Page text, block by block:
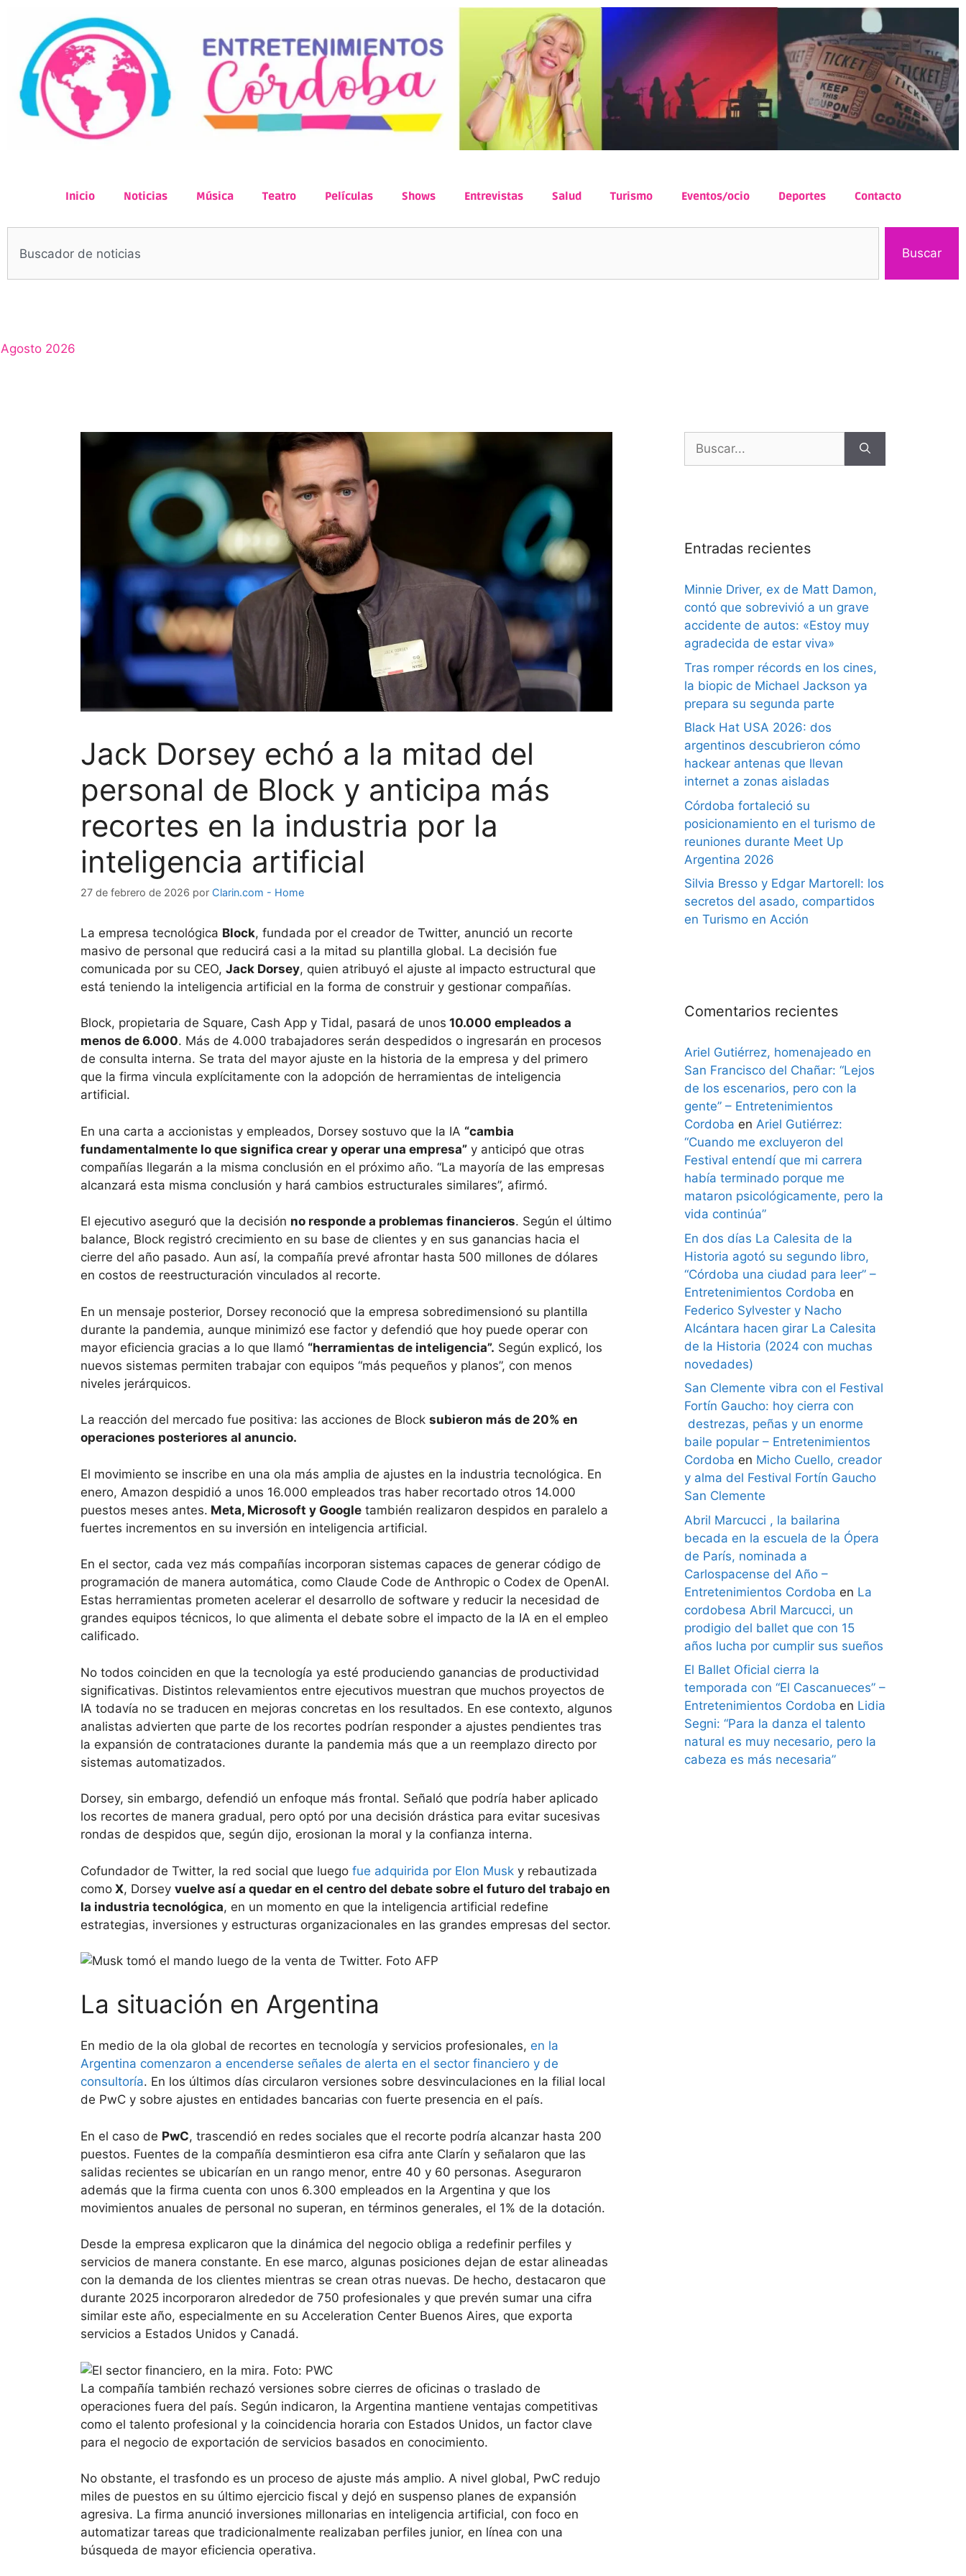
Inicio Noticias Música Teatro Películas Shows Entrevistas Salud Turismo Eventos/ocio Deportes Contacto
Buscar
Agosto 2026
Jack Dorsey echó a la mitad del
personal de Block y anticipa más
recortes en la industria por la
inteligencia artificial
27 de febrero de 2026 por Clarin.com - Home
La empresa tecnológica Block, fundada por el creador de Twitter, anunció un recorte
masivo de personal que reducirá casi a la mitad su plantilla global. La decisión fue
comunicada por su CEO, Jack Dorsey, quien atribuyó el ajuste al impacto estructural que
está teniendo la inteligencia artificial en la forma de construir y gestionar compañías.
Block, propietaria de Square, Cash App y Tidal, pasará de unos 10.000 empleados a
menos de 6.000. Más de 4.000 trabajadores serán despedidos o ingresarán en procesos
de consulta interna. Se trata del mayor ajuste en la historia de la empresa y del primero
que la firma vincula explícitamente con la adopción de herramientas de inteligencia
artificial.
En una carta a accionistas y empleados, Dorsey sostuvo que la IA “cambia
fundamentalmente lo que significa crear y operar una empresa” y anticipó que otras
compañías llegarán a la misma conclusión en el próximo año. “La mayoría de las empresas
alcanzará esta misma conclusión y hará cambios estructurales similares”, afirmó.
El ejecutivo aseguró que la decisión no responde a problemas financieros. Según el último
balance, Block registró crecimiento en su base de clientes y en sus ganancias hacia el
cierre del año pasado. Aun así, la compañía prevé afrontar hasta 500 millones de dólares
en costos de reestructuración vinculados al recorte.
En un mensaje posterior, Dorsey reconoció que la empresa sobredimensionó su plantilla
durante la pandemia, aunque minimizó ese factor y defendió que hoy puede operar con
mayor eficiencia gracias a lo que llamó “herramientas de inteligencia”. Según explicó, los
nuevos sistemas permiten trabajar con equipos “más pequeños y planos”, con menos
niveles jerárquicos.
La reacción del mercado fue positiva: las acciones de Block subieron más de 20% en
operaciones posteriores al anuncio.
El movimiento se inscribe en una ola más amplia de ajustes en la industria tecnológica. En
enero, Amazon despidió a unos 16.000 empleados tras haber recortado otros 14.000
puestos meses antes. Meta, Microsoft y Google también realizaron despidos en paralelo a
fuertes incrementos en su inversión en inteligencia artificial.
En el sector, cada vez más compañías incorporan sistemas capaces de generar código de
programación de manera automática, como Claude Code de Anthropic o Codex de OpenAI.
Estas herramientas prometen acelerar el desarrollo de software y reducir la necesidad de
grandes equipos técnicos, lo que alimenta el debate sobre el impacto de la IA en el empleo
calificado.
No todos coinciden en que la tecnología ya esté produciendo ganancias de productividad
significativas. Distintos relevamientos entre ejecutivos muestran que muchos proyectos de
IA todavía no se traducen en mejoras concretas en los resultados. En ese contexto, algunos
analistas advierten que parte de los recortes podrían responder a ajustes pendientes tras
la expansión de contrataciones durante la pandemia más que a un reemplazo directo por
sistemas automatizados.
Dorsey, sin embargo, defendió un enfoque más frontal. Señaló que podría haber aplicado
los recortes de manera gradual, pero optó por una decisión drástica para evitar sucesivas
rondas de despidos que, según dijo, erosionan la moral y la confianza interna.
Cofundador de Twitter, la red social que luego fue adquirida por Elon Musk y rebautizada
como X, Dorsey vuelve así a quedar en el centro del debate sobre el futuro del trabajo en
la industria tecnológica, en un momento en que la inteligencia artificial redefine
estrategias, inversiones y estructuras organizacionales en las grandes empresas del sector.
La situación en Argentina
En medio de la ola global de recortes en tecnología y servicios profesionales, en la
Argentina comenzaron a encenderse señales de alerta en el sector financiero y de
consultoría. En los últimos días circularon versiones sobre desvinculaciones en la filial local
de PwC y sobre ajustes en entidades bancarias con fuerte presencia en el país.
En el caso de PwC, trascendió en redes sociales que el recorte podría alcanzar hasta 200
puestos. Fuentes de la compañía desmintieron esa cifra ante Clarín y señalaron que las
salidas recientes se ubicarían en un rango menor, entre 40 y 60 personas. Aseguraron
además que la firma cuenta con unos 6.300 empleados en la Argentina y que los
movimientos anuales de personal no superan, en términos generales, el 1% de la dotación.
Desde la empresa explicaron que la dinámica del negocio obliga a redefinir perfiles y
servicios de manera constante. En ese marco, algunas posiciones dejan de estar alineadas
con la demanda de los clientes mientras se crean otras nuevas. De hecho, destacaron que
durante 2025 incorporaron alrededor de 750 profesionales y que prevén sumar una cifra
similar este año, especialmente en su Acceleration Center Buenos Aires, que exporta
servicios a Estados Unidos y Canadá.
La compañía también rechazó versiones sobre cierres de oficinas o traslado de
operaciones fuera del país. Según indicaron, la Argentina mantiene ventajas competitivas
como el talento profesional y la coincidencia horaria con Estados Unidos, un factor clave
para el negocio de exportación de servicios basados en conocimiento.
No obstante, el trasfondo es un proceso de ajuste más amplio. A nivel global, PwC redujo
miles de puestos en su último ejercicio fiscal y dejó en suspenso planes de expansión
agresiva. La firma anunció inversiones millonarias en inteligencia artificial, con foco en
automatizar tareas que tradicionalmente realizaban perfiles junior, en línea con una
búsqueda de mayor eficiencia operativa.
Entradas recientes
Minnie Driver, ex de Matt Damon,
contó que sobrevivió a un grave
accidente de autos: «Estoy muy
agradecida de estar viva»
Tras romper récords en los cines,
la biopic de Michael Jackson ya
prepara su segunda parte
Black Hat USA 2026: dos
argentinos descubrieron cómo
hackear antenas que llevan
internet a zonas aisladas
Córdoba fortaleció su
posicionamiento en el turismo de
reuniones durante Meet Up
Argentina 2026
Silvia Bresso y Edgar Martorell: los
secretos del asado, compartidos
en Turismo en Acción
Comentarios recientes
Ariel Gutiérrez, homenajeado en
San Francisco del Chañar: “Lejos
de los escenarios, pero con la
gente” – Entretenimientos
Cordoba en Ariel Gutiérrez:
“Cuando me excluyeron del
Festival entendí que mi carrera
había terminado porque me
mataron psicológicamente, pero la
vida continúa”
En dos días La Calesita de la
Historia agotó su segundo libro,
“Córdoba una ciudad para leer” –
Entretenimientos Cordoba en
Federico Sylvester y Nacho
Alcántara hacen girar La Calesita
de la Historia (2024 con muchas
novedades)
San Clemente vibra con el Festival
Fortín Gaucho: hoy cierra con
destrezas, peñas y un enorme
baile popular – Entretenimientos
Cordoba en Micho Cuello, creador
y alma del Festival Fortín Gaucho
San Clemente
Abril Marcucci , la bailarina
becada en la escuela de la Ópera
de París, nominada a
Carlospacense del Año –
Entretenimientos Cordoba en La
cordobesa Abril Marcucci, un
prodigio del ballet que con 15
años lucha por cumplir sus sueños
El Ballet Oficial cierra la
temporada con “El Cascanueces” –
Entretenimientos Cordoba en Lidia
Segni: “Para la danza el talento
natural es muy necesario, pero la
cabeza es más necesaria”